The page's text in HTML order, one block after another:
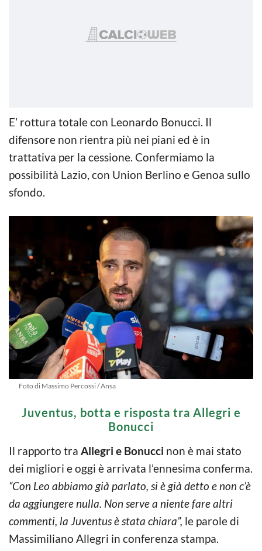
E’ rottura totale con Leonardo Bonucci. Il
difensore non rientra più nei piani ed è in
trattativa per la cessione. Confermiamo la
possibilità Lazio, con Union Berlino e Genoa sullo
sfondo.
Foto di Massimo Percossi / Ansa
Juventus, botta e risposta tra Allegri e
Bonucci
Il rapporto tra Allegri e Bonucci non è mai stato
dei migliori e oggi è arrivata l’ennesima conferma.
“Con Leo abbiamo già parlato, si è già detto e non c’è
da aggiungere nulla. Non serve a niente fare altri
commenti, la Juventus è stata chiara”, le parole di
Massimiliano Allegri in conferenza stampa.